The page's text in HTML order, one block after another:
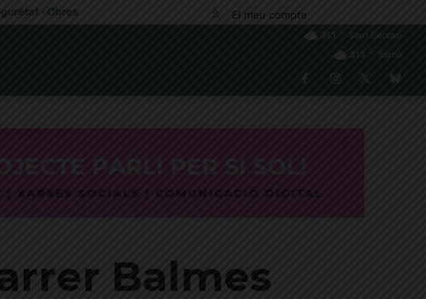
· Obres El meu compte
31.1
Sant Gervasi
31.1
Sarrià
Balmes